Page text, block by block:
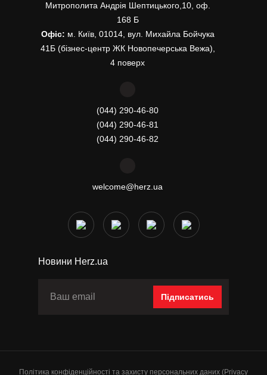
Митрополита Андрія Шептицького,10, оф.
168 Б
Офіс: м. Київ, 01014, вул. Михайла Бойчука
41Б (бізнес-центр ЖК Новопечерська Вежа),
4 поверх
(044) 290-46-80
(044) 290-46-81
(044) 290-46-82
welcome@herz.ua
Новини Herz.ua
Підписатись
Політика конфіденційності та захисту персональних даних (Privacy